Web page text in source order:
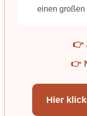
einen großen
👉
👉
Hier